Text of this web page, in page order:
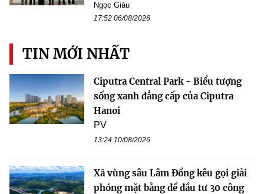
Ngọc Giàu
17:52 06/08/2026
TIN MỚI NHẤT
Ciputra Central Park - Biểu tượng
sống xanh đẳng cấp của Ciputra
Hanoi
PV
13:24 10/08/2026
Xã vùng sâu Lâm Đồng kêu gọi giải
phóng mặt bằng để đầu tư 30 công